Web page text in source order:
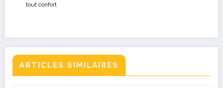
tout confort
ARTICLES SIMILAIRES